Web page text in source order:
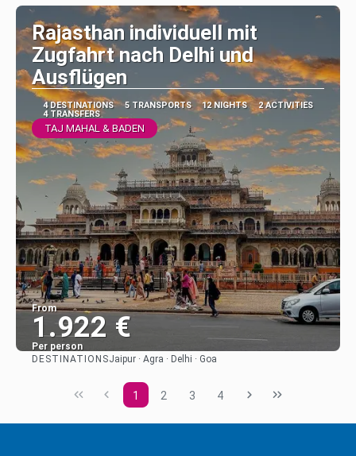
Rajasthan individuell mit
Zugfahrt nach Delhi und
Ausflügen
4 DESTINATIONS 5 TRANSPORTS 12 NIGHTS
2 ACTIVITIES
4 TRANSFERS
TAJ MAHAL & BADEN
From
1.922 €
Per person
DESTINATIONSJaipur · Agra · Delhi · Goa
1 2 3 4